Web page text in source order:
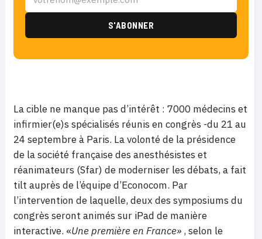
La cible ne manque pas d’intérêt : 7000 médecins et
infirmier(e)s spécialisés réunis en congrès -du 21 au
24 septembre à Paris. La volonté de la présidence
de la société française des anesthésistes et
réanimateurs (Sfar) de moderniser les débats, a fait
tilt auprès de l’équipe d’Econocom. Par
l’intervention de laquelle, deux des symposiums du
congrès seront animés sur iPad de manière
interactive. «Une première en France» , selon le